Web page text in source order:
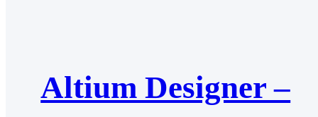
Altium Designer –